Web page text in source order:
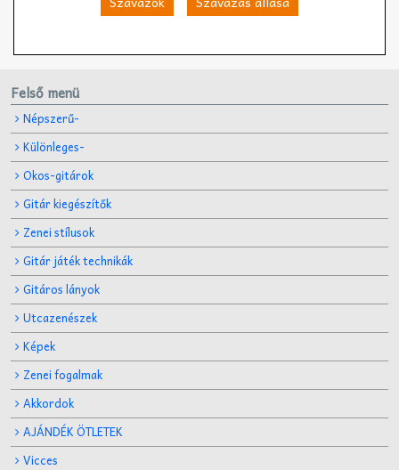
Felső menü
Népszerű-
Különleges-
Okos-gitárok
Gitár kiegészítők
Zenei stílusok
Gitár játék technikák
Gitáros lányok
Utcazenészek
Képek
Zenei fogalmak
Akkordok
AJÁNDÉK ÖTLETEK
Vicces